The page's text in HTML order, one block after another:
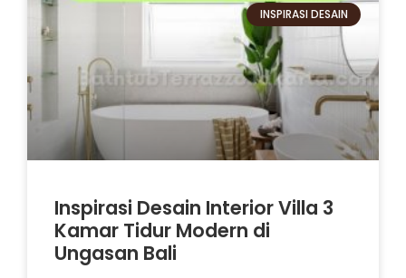
INSPIRASI DESAIN
Inspirasi Desain Interior Villa 3
Kamar Tidur Modern di
Ungasan Bali